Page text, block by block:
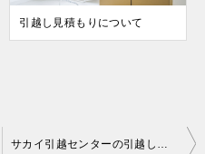
引越し見積もりについて
サカイ引越センターの引越し見積もり料金を安くする方法